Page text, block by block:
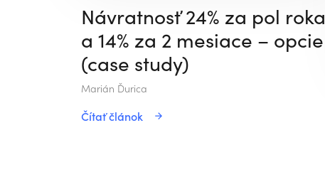
Návratnosť 24% za pol roka
a 14% za 2 mesiace – opcie
(case study)
Marián Ďurica
Čítať článok